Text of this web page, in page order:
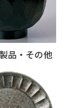
品・その他